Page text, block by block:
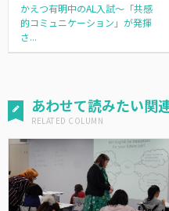
かえつ有明中のAL入試～「共感
的コミュニケーション」が発揮
さ...
あわせて読みたい関